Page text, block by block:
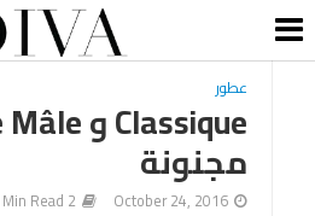
عطور
مجنونة
October 24, 2016
2 Min Read